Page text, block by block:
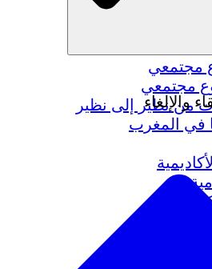
من نظير إلى نظير
المغرب
والإلغاء